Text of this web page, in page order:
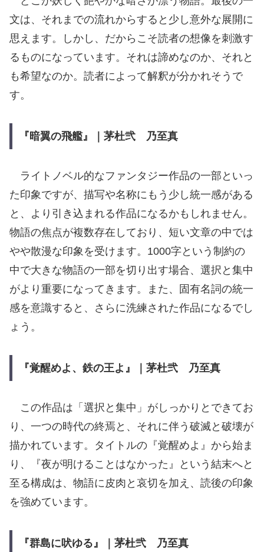
文は、それまでの流れからすると少し意外な展開に
思えます。しかし、だからこそ読者の想像を刺激す
るものになっています。それは諦めなのか、それと
も希望なのか。読者によって解釈が分かれそうで
す。
『暗翼の飛艦』｜茅杜弐 乃至真
ライトノベル的なファンタジー作品の一部といっ
た印象ですが、描写や名称にもう少し統一感がある
と、より引き込まれる作品になるかもしれません。
物語の焦点が複数存在しており、短い文章の中では
やや散漫な印象を受けます。1000字という制約の
中で大きな物語の一部を切り出す場合、選択と集中
がより重要になってきます。また、固有名詞の統一
感を意識すると、さらに洗練された作品になるでし
ょう。
『覚醒めよ、鉄の王よ』｜茅杜弐 乃至真
この作品は「選択と集中」がしっかりとできてお
り、一つの時代の終焉と、それに伴う破滅と破壊が
描かれています。タイトルの『覚醒めよ』から始ま
り、『夜が明けることはなかった』という結末へと
至る構成は、物語に皮肉と哀切を加え、読後の印象
を強めています。
『群島に吠ゆる』｜茅杜弐 乃至真